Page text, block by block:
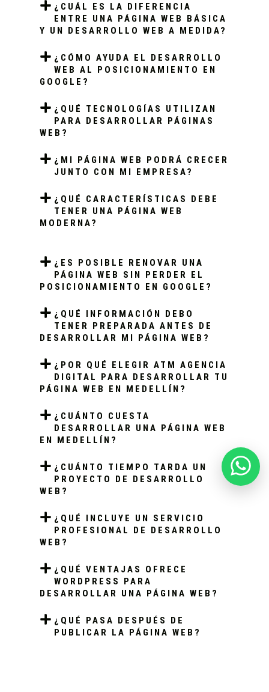
¿CUÁL ES LA DIFERENCIA
ENTRE UNA PÁGINA WEB BÁSICA
Y UN DESARROLLO WEB A MEDIDA?
¿CÓMO AYUDA EL DESARROLLO
WEB AL POSICIONAMIENTO EN
GOOGLE?
¿QUÉ TECNOLOGÍAS UTILIZAN
PARA DESARROLLAR PÁGINAS
WEB?
¿MI PÁGINA WEB PODRÁ CRECER
JUNTO CON MI EMPRESA?
¿QUÉ CARACTERÍSTICAS DEBE
TENER UNA PÁGINA WEB
MODERNA?
¿ES POSIBLE RENOVAR UNA
PÁGINA WEB SIN PERDER EL
POSICIONAMIENTO EN GOOGLE?
¿QUÉ INFORMACIÓN DEBO
TENER PREPARADA ANTES DE
DESARROLLAR MI PÁGINA WEB?
¿POR QUÉ ELEGIR ATM AGENCIA
DIGITAL PARA DESARROLLAR TU
PÁGINA WEB EN MEDELLÍN?
¿CUÁNTO CUESTA
DESARROLLAR UNA PÁGINA WEB
EN MEDELLÍN?
¿CUÁNTO TIEMPO TARDA UN
PROYECTO DE DESARROLLO
WEB?
¿QUÉ INCLUYE UN SERVICIO
PROFESIONAL DE DESARROLLO
WEB?
¿QUÉ VENTAJAS OFRECE
WORDPRESS PARA
DESARROLLAR UNA PÁGINA WEB?
¿QUÉ PASA DESPUÉS DE
PUBLICAR LA PÁGINA WEB?